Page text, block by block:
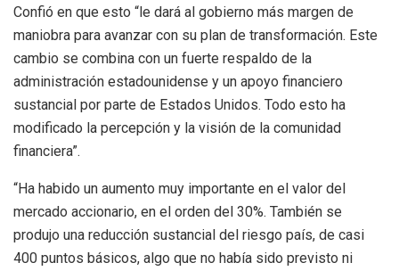
Confió en que esto “le dará al gobierno más margen de
maniobra para avanzar con su plan de transformación. Este
cambio se combina con un fuerte respaldo de la
administración estadounidense y un apoyo financiero
sustancial por parte de Estados Unidos. Todo esto ha
modificado la percepción y la visión de la comunidad
financiera”.
“Ha habido un aumento muy importante en el valor del
mercado accionario, en el orden del 30%. También se
produjo una reducción sustancial del riesgo país, de casi
400 puntos básicos, algo que no había sido previsto ni